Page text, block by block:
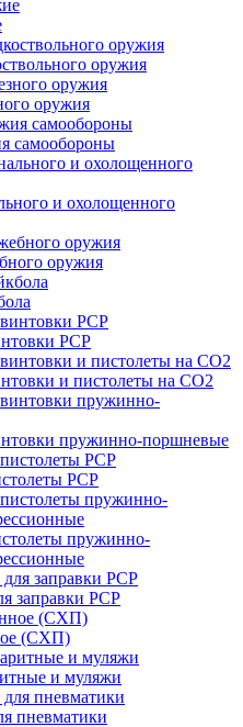
оружия
оружия
самообороны
и охолощенного
оружия
PCP
и пистолеты на CO2
пружинно-поршневые
PCP
пружинно-
заправки PCP
(СХП)
и муляжи
пневматики